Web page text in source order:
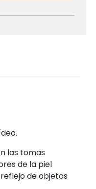
las tomas
de la piel
de objetos